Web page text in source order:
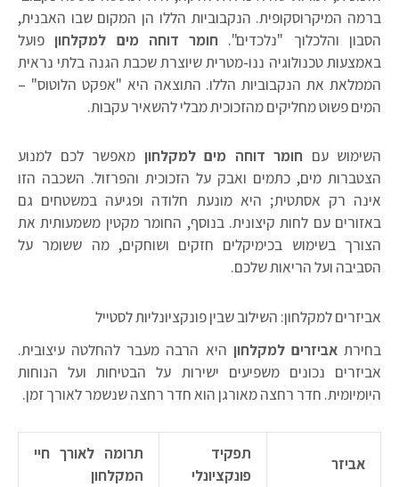
ברמה המיקרוסקופית. הנקבוביות הללו הן המקום שבו האבנית,
הסבון והלכלוך "נלכדים". חומר דוחה מים למקלחוןפועל
באמצעות טכנולוגיה ננו-מטרית שיוצרת שכבת הגנה בלתי נראית
הממלאת את הנקבוביות הללו. התוצאה היא "אפקט הלוטוס" –
המים פשוט מחליקים מהזכוכית מבלי להשאיר עקבות.
השימוש עם חומר דוחה מים למקלחון מאפשר לכם למנוע
הצטברות מים, כתמים ואבק על הזכוכית והפרזול. השכבה הזו
אינה רק אסתטית; היא מונעת חלודה ופגיעה במשטחים גם
באזורים עם לחות קיצונית. בנוסף, החומר מקטין משמעותית את
הצורך בשימוש בכימיקלים חזקים ושוחקים, מה ששומר על
הסביבה ועל הריאות שלכם.
אביזרים למקלחון: השילוב שבין פונקציונליות לסטייל
בחירת אביזרים למקלחון היא הרבה מעבר להחלטה עיצובית.
אביזרים נכונים משפיעים ישירות על הבטיחות ועל הנוחות
היומיומית. חדר רחצה מאורגן הוא חדר רחצה שנשמר לאורך זמן.
אביזר
תפקיד
פונקציונלי
תרומה לאורך חיי
המקלחון